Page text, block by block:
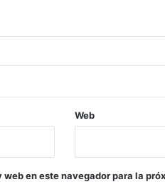
Web
en este navegador para la